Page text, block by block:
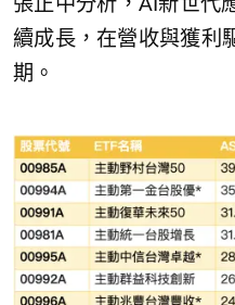
續成長，在營收與獲利
期。